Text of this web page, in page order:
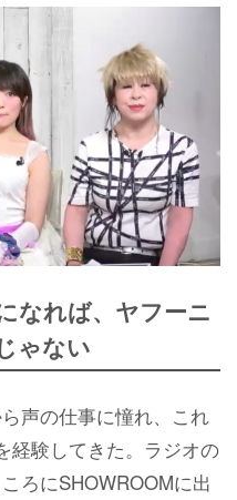
なれば、ヤフーニ
ゃない
声の仕事に憧れ、これ
経験してきた。ラジオの
ろにSHOWROOMに出